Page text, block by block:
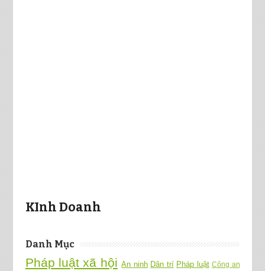
KInh Doanh
Danh Mục
Pháp luật xã hội An ninh Dân trí Pháp luật Công an